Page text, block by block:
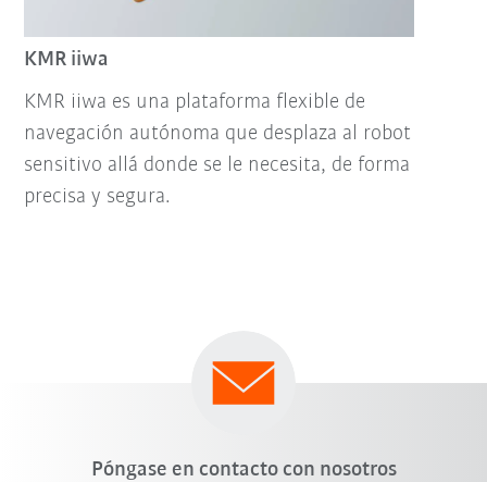
KMR iiwa
KMR iiwa es una plataforma flexible de
navegación autónoma que desplaza al robot
sensitivo allá donde se le necesita, de forma
precisa y segura.
Póngase en contacto con nosotros